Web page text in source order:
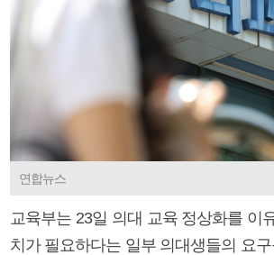
연합뉴스
교육부는 23일 의대 교육 정상화를 이
치가 필요하다는 일부 의대생들의 요